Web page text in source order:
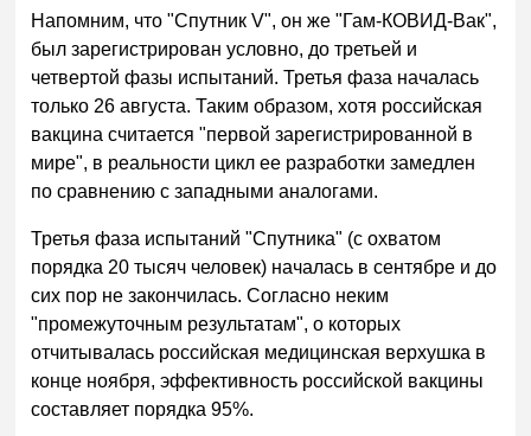
Напомним, что "Спутник V", он же "Гам-КОВИД-Вак",
был зарегистрирован условно, до третьей и
четвертой фазы испытаний. Третья фаза началась
только 26 августа. Таким образом, хотя российская
вакцина считается "первой зарегистрированной в
мире", в реальности цикл ее разработки замедлен
по сравнению с западными аналогами.
Третья фаза испытаний "Спутника" (с охватом
порядка 20 тысяч человек) началась в сентябре и до
сих пор не закончилась. Согласно неким
"промежуточным результатам", о которых
отчитывалась российская медицинская верхушка в
конце ноября, эффективность российской вакцины
составляет порядка 95%.